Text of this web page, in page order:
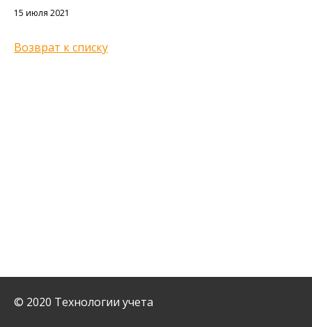
15 июля 2021
Возврат к списку
© 2020 Технологии учета